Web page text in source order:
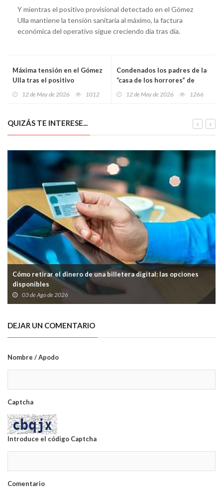
Y mientras el positivo provisional detectado en el Gómez
Ulla mantiene la tensión sanitaria al máximo, la factura
económica del operativo sigue creciendo día tras día.
Máxima tensión en el Gómez
Ulla tras el positivo
españoles aislados por el
crucero
12 de May de 2026 1012
Condenados los padres de la
“casa de los horrores” de
aislando a sus hijos entre
12 de May de 2026 1266
QUIZÁS TE INTERESE...
Cómo retirar el dinero de una billetera digital: las opciones
disponibles
03 de Ago de 2026
DEJAR UN COMENTARIO
Nombre / Apodo
Captcha
Introduce el código Captcha
Comentario